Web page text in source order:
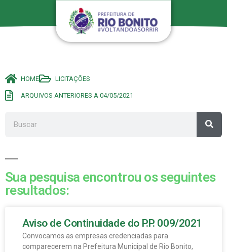
HOME LICITAÇÕES
ARQUIVOS ANTERIORES A 04/05/2021
Sua pesquisa encontrou os seguintes
resultados:
Aviso de Continuidade do P.P. 009/2021
Convocamos as empresas credenciadas para
comparecerem na Prefeitura Municipal de Rio Bonito,